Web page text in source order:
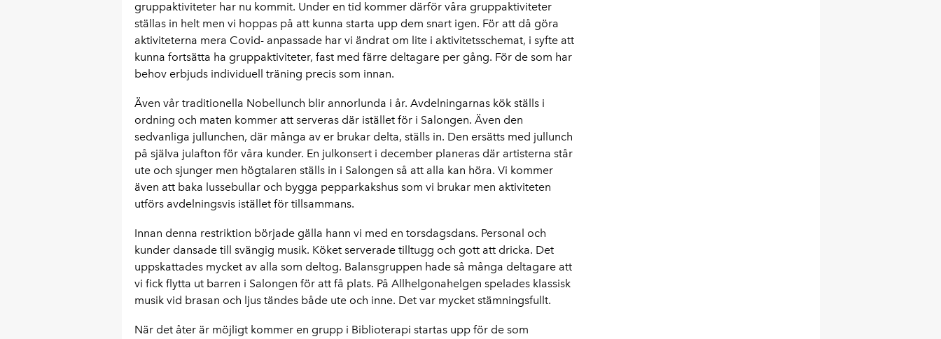
gruppaktiviteter har nu kommit. Under en tid kommer därför våra gruppaktiviteter
ställas in helt men vi hoppas på att kunna starta upp dem snart igen. För att då göra
aktiviteterna mera Covid- anpassade har vi ändrat om lite i aktivitetsschemat, i syfte att
kunna fortsätta ha gruppaktiviteter, fast med färre deltagare per gång. För de som har
behov erbjuds individuell träning precis som innan.
Även vår traditionella Nobellunch blir annorlunda i år. Avdelningarnas kök ställs i
ordning och maten kommer att serveras där istället för i Salongen. Även den
sedvanliga jullunchen, där många av er brukar delta, ställs in. Den ersätts med jullunch
på själva julafton för våra kunder. En julkonsert i december planeras där artisterna står
ute och sjunger men högtalaren ställs in i Salongen så att alla kan höra. Vi kommer
även att baka lussebullar och bygga pepparkakshus som vi brukar men aktiviteten
utförs avdelningsvis istället för tillsammans.
Innan denna restriktion började gälla hann vi med en torsdagsdans. Personal och
kunder dansade till svängig musik. Köket serverade tilltugg och gott att dricka. Det
uppskattades mycket av alla som deltog. Balansgruppen hade så många deltagare att
vi fick flytta ut barren i Salongen för att få plats. På Allhelgonahelgen spelades klassisk
musik vid brasan och ljus tändes både ute och inne. Det var mycket stämningsfullt.
När det åter är möjligt kommer en grupp i Biblioterapi startas upp för de som